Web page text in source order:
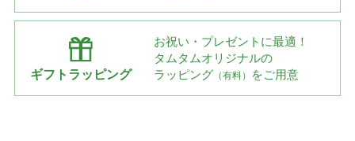
ギフトラッピング
お祝い・プレゼントに最適！
タムタムオリジナルの
ラッピング （有料） をご用意